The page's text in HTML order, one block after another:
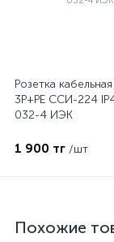
Розетка
3P+PЕ ССИ-224
032-4 ИЭК
1 900 тг /шт
Похожие